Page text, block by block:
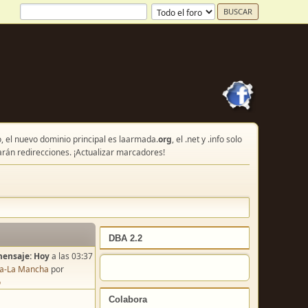
el nuevo dominio principal es laarmada.org, el .net y .info solo
redirecciones. ¡Actualizar marcadores!
DBA 2.2
Hoya las 03:37
La Mancha por